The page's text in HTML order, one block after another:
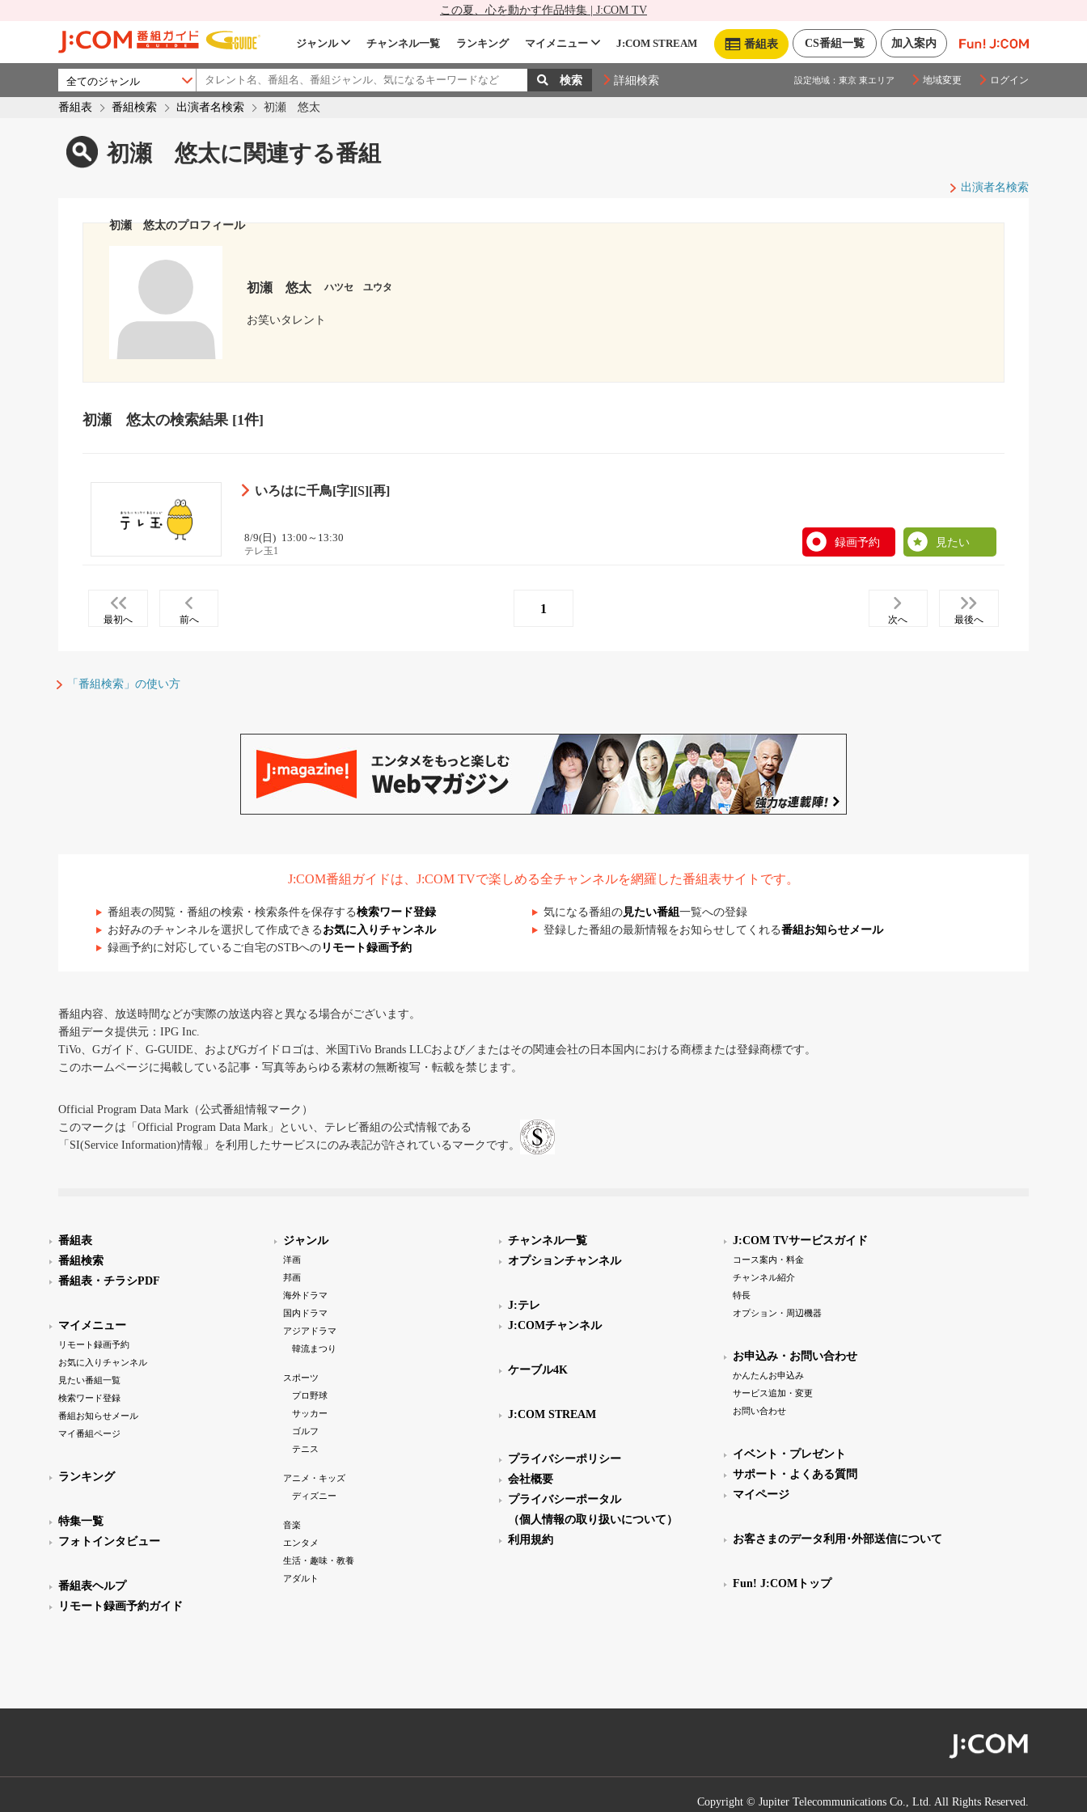
この夏、心を動かす作品特集 | J:COM TV
加入案内
CS番組一覧
番組表
ジャンル チャンネル一覧 ランキング マイメニュー J:COM STREAM
詳細検索 設定地域： 東京 東エリア 地域変更 ログイン
番組表 番組検索 出演者名検索 初瀬 悠太
初瀬 悠太に関連する番組
出演者名検索
初瀬 悠太のプロフィール
初瀬 悠太 ハツセ ユウタ
お笑いタレント
初瀬 悠太の検索結果[1件]
いろはに千鳥[字][S][再]
8/9(日) 13:00～13:30
テレ玉1
録画予約 見たい
最初へ 前へ
1
次へ 最後へ
「番組検索」の使い方
J:COM番組ガイドは、J:COM TVで楽しめる全チャンネルを網羅した番組表サイトです。
番組表の閲覧・番組の検索・検索条件を保存する検索ワード登録 気になる番組の見たい番組 一覧への登録
お好みのチャンネルを選択して作成できる お気に入りチャンネル 登録した番組の最新情報をお知らせしてくれる番組お知らせメール
録画予約に対応しているご自宅のSTBへの リモート録画予約
番組内容、放送時間などが実際の放送内容と異なる場合がございます。
番組データ提供元：IPG Inc.
TiVo、Gガイド、G-GUIDE、およびGガイドロゴは、米国TiVo Brands LLCおよび／またはその関連会社の日本国内における商標または登録商標です。
このホームページに掲載している記事・写真等あらゆる素材の無断複写・転載を禁じます。
Official Program Data Mark（公式番組情報マーク）
このマークは「Official Program Data Mark」といい、テレビ番組の公式情報である
「SI(Service Information)情報」を利用したサービスにのみ表記が許されているマークです。
番組表
番組検索
番組表・チラシPDF
マイメニュー
リモート録画予約
お気に入りチャンネル
見たい番組一覧
検索ワード登録
番組お知らせメール
マイ番組ページ
ランキング
特集一覧
フォトインタビュー
番組表ヘルプ
リモート録画予約ガイド
ジャンル
洋画
邦画
海外ドラマ
国内ドラマ
アジアドラマ
韓流まつり
スポーツ
プロ野球
サッカー
ゴルフ
テニス
アニメ・キッズ
ディズニー
音楽
エンタメ
生活・趣味・教養
アダルト
チャンネル一覧
オプションチャンネル
J:テレ
J:COMチャンネル
ケーブル4K
J:COM STREAM
プライバシーポリシー
会社概要
プライバシーポータル
（個人情報の取り扱いについて）
利用規約
J:COM TVサービスガイド
コース案内・料金
チャンネル紹介
特長
オプション・周辺機器
お申込み・お問い合わせ
かんたんお申込み
サービス追加・変更
お問い合わせ
イベント・プレゼント
サポート・よくある質問
マイページ
お客さまのデータ利用･外部送信について
Fun! J:COMトップ
Copyright © Jupiter Telecommunications Co., Ltd. All Rights Reserved.